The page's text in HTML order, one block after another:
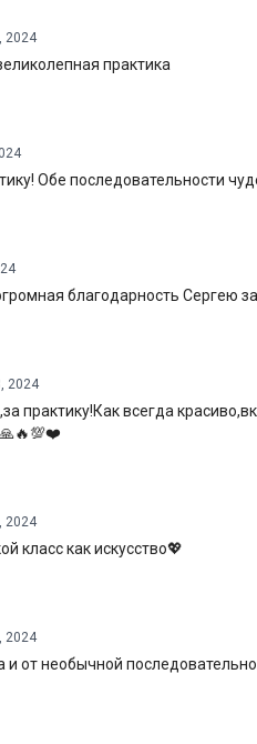
2024
практика
Обе последовательности
благодарность Сергею
2024
практику!Как всегда
2024
класс как искусство💖
2024
и от необычной